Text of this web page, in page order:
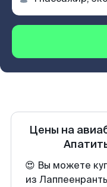
Цены на
😍 Вы можете
из